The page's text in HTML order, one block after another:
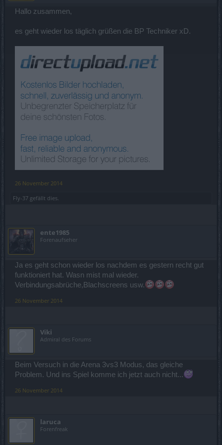
Hallo zusammen,
es geht wieder los täglich grüßen die BP Techniker xD.
26 November 2014
Fly-37 gefällt dies.
ente1985
Forenaufseher
Ja es geht schon wieder los nachdem es gestern recht gut
funktioniert hat. Wasn mist mal wieder.
Verbindungsabrüche,Blachscreens usw.
26 November 2014
Viki
Admiral des Forums
Beim Versuch in die Arena 3vs3 Modus, das gleiche
Problem. Und ins Spiel komme ich jetzt auch nicht...
26 November 2014
laruca
Forenfreak